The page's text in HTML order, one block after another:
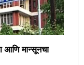
आणि मान्सूनचा